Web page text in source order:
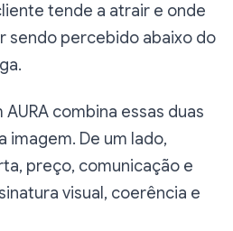
tende a atrair e onde
sendo percebido abaixo do
AURA combina essas duas
imagem. De um lado,
preço, comunicação e
visual, coerência e